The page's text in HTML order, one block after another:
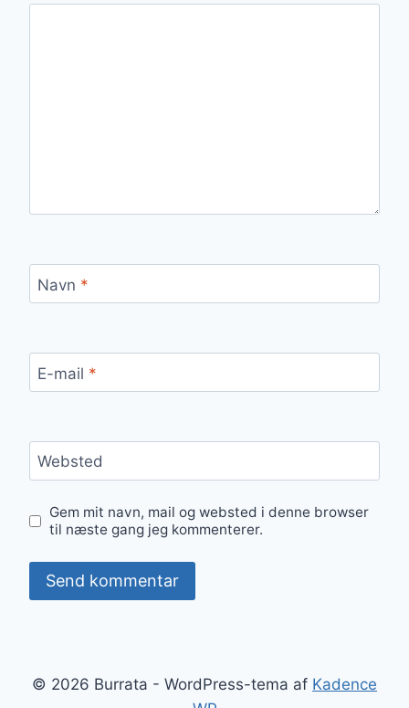
Navn *
E-mail *
Websted
Gem mit navn, mail og websted i denne browser
til næste gang jeg kommenterer.
© 2026 Burrata - WordPress-tema af Kadence